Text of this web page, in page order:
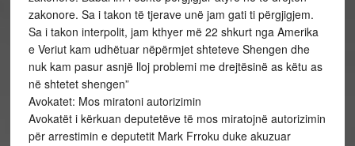
zakonore. Sa i takon të tjerave unë jam gati ti përgjigjem.
Sa i takon interpolit, jam kthyer më 22 shkurt nga Amerika
e Veriut kam udhëtuar nëpërmjet shteteve Shengen dhe
nuk kam pasur asnjë lloj problemi me drejtësinë as këtu as
në shtetet shengen”
Avokatet: Mos miratoni autorizimin
Avokatët i kërkuan deputetëve të mos miratojnë autorizimin
për arrestimin e deputetit Mark Frroku duke akuzuar